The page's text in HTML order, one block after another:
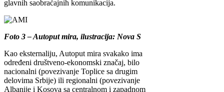
glavnih saobraćajnih komunikacija.
Foto 3 – Autoput mira, ilustracija: Nova S
Kao eksternaliju, Autoput mira svakako ima
određeni društveno-ekonomski značaj, bilo
nacionalni (povezivanje Toplice sa drugim
delovima Srbije) ili regionalni (povezivanje
Albanije i Kosova sa centralnom i zapadnom